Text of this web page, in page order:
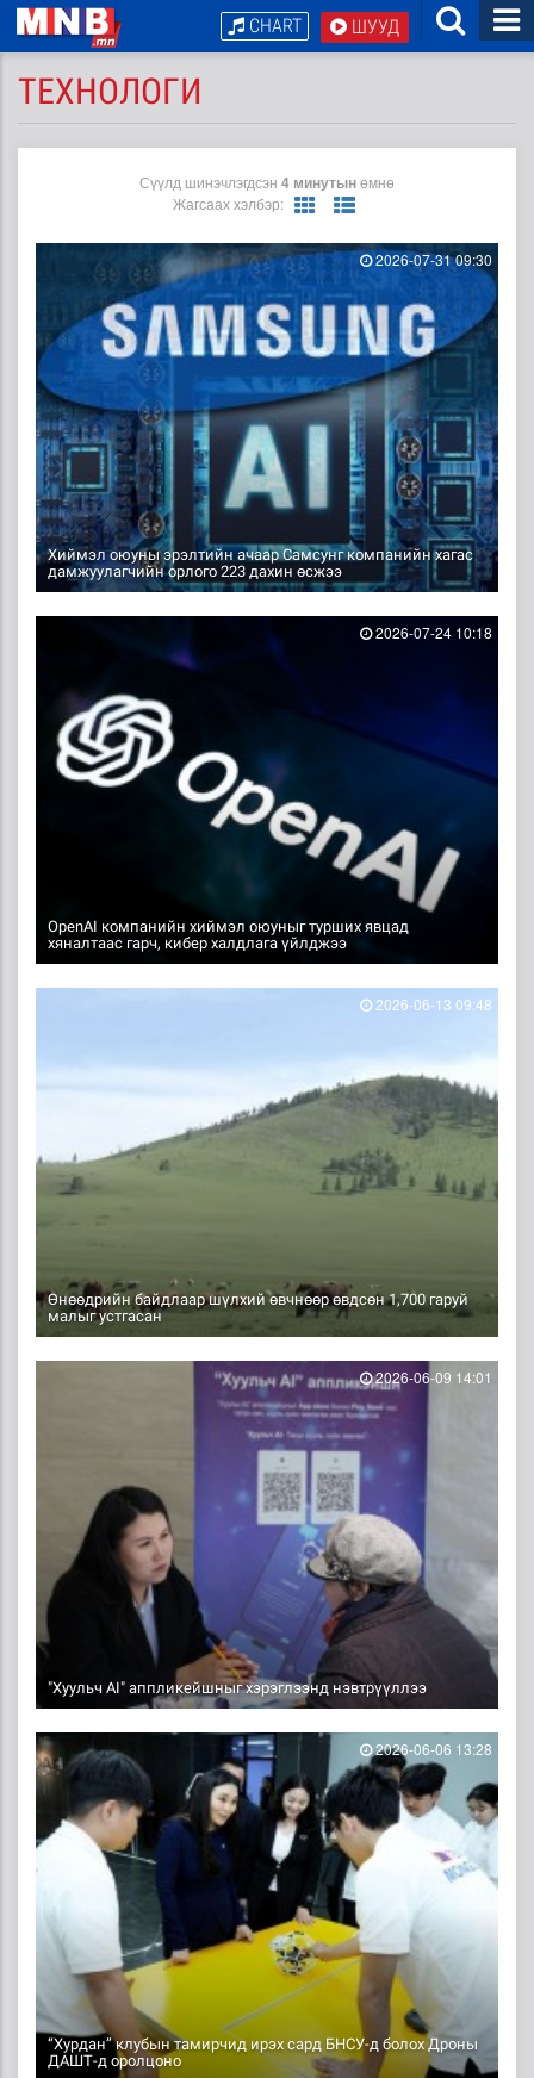
ШУУД
CHART
ТЕХНОЛОГИ
Сүүлд шинэчлэгдсэн 4 минутынөмнө
Жагсаах хэлбэр:
Хиймэл оюуны эрэлтийн ачаар Самсунг компанийн хагас
дамжуулагчийн орлого 223 дахин өсжээ
2026-07-31 09:30
OpenAI компанийн хиймэл оюуныг турших явцад
хяналтаас гарч, кибер халдлага үйлджээ
2026-07-24 10:18
Өнөөдрийн байдлаар шүлхий өвчнөөр өвдсөн 1,700 гаруй
малыг устгасан
2026-06-13 09:48
"Хуульч АІ" аппликейшныг хэрэглээнд нэвтрүүллээ
2026-06-09 14:01
“Хурдан” клубын тамирчид ирэх сард БНСУ-д болох Дроны
ДАШТ-д оролцоно
2026-06-06 13:28